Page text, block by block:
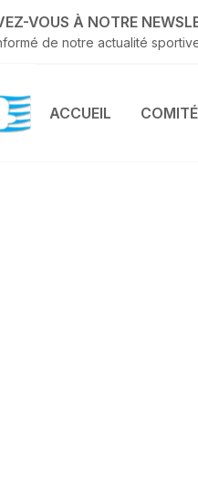
VOUS À NOTRE
de notre actualité
ACCUEIL COMITÉ